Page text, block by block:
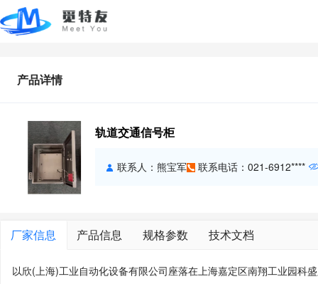
产品详情
轨道交通信号柜
联系人：熊宝军 联系电话：021-6912****
厂家信息 产品信息 规格参数 技术文档
以欣(上海)工业自动化设备有限公司座落在上海嘉定区南翔工业园科